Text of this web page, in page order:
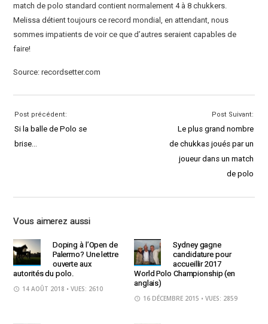
match de polo standard contient normalement 4 à 8 chukkers.
Melissa détient toujours ce record mondial, en attendant, nous
sommes impatients de voir ce que d’autres seraient capables de
faire!
Source: recordsetter.com
Post précédent:
Si la balle de Polo se
brise…
Post Suivant:
Le plus grand nombre
de chukkas joués par un
joueur dans un match
de polo
Vous aimerez aussi
Doping à l’Open de
Palermo? Une lettre
ouverte aux
autorités du polo.
14 AOÛT 2018 • VUES: 2610
Sydney gagne
candidature pour
accueillir 2017
World Polo Championship (en
anglais)
16 DÉCEMBRE 2015 • VUES: 2859